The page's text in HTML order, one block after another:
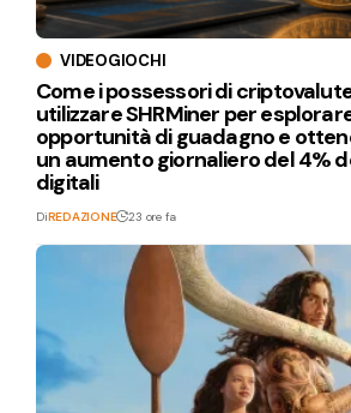
VIDEOGIOCHI
Come i possessori di
utilizzare SHRMiner per
opportunità di guadagno e
un aumento giornaliero del 4%
digitali
DiREDAZIONE 23 ore fa